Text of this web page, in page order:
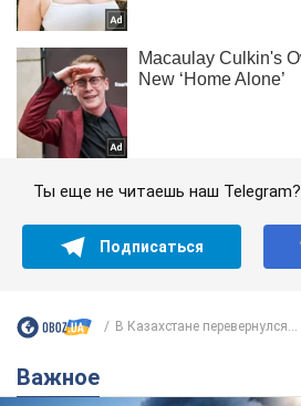
Ты еще не читаешь наш
Подписаться
В Казахстане перевернулся...
Важное